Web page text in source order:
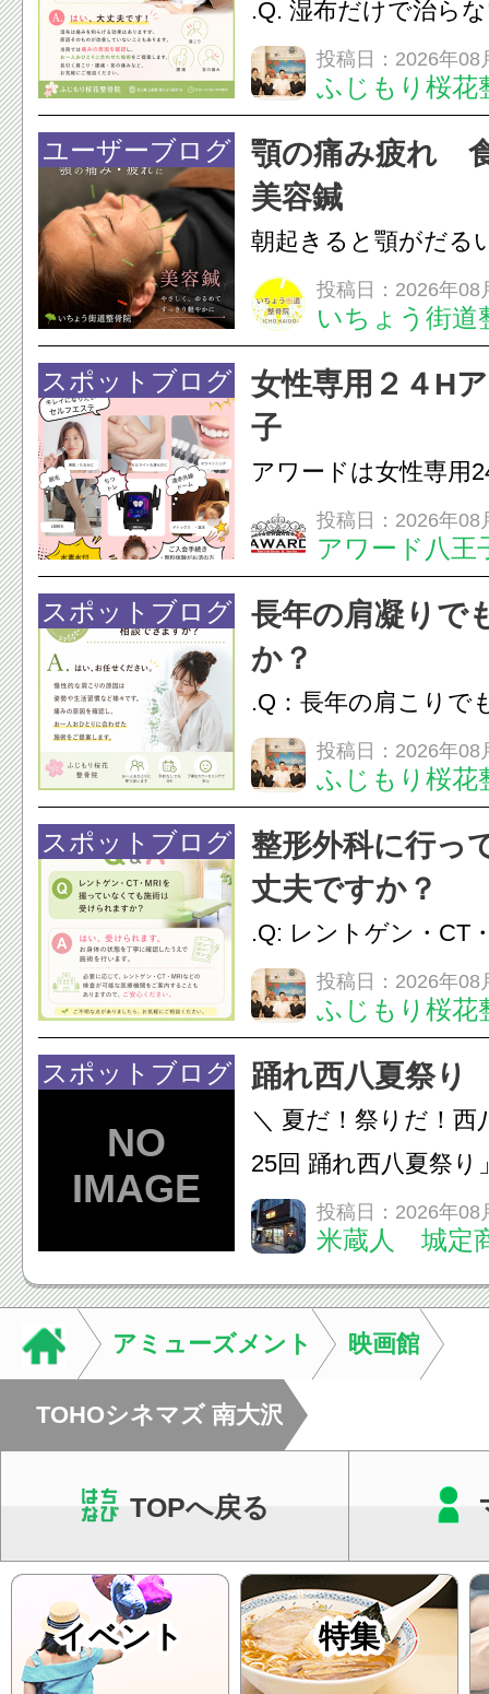
.Q. 湿布だけで治ら
らえますか？A. はい
湿布は痛みを和らげ
すが、原因そのもの
いこともあります。
原因を確認し、お一
投稿日：2026年08
ふじもり桜花
ユーザーブログ
顎の痛み疲れ
美容鍼
朝起きると顎がだる
ありませんか？無意
は、顎の痛みや疲れ
フェイスラインの張
のこわばり・頭痛や
ながることがありま
投稿日：2026年08
いちょう街道
スポットブログ
女性専用２４H
子
アワードは女性専用
フエステを 思いっ
開催中
投稿日：2026年08
アワード八王
24時間ジム&
脱毛
スポットブログ
長年の肩凝りで
か？
.Q：長年の肩こりで
か？A：はい、お任
性的な肩こりの原因
慣など様々です。痛
し、お一人おひとり
をご提案します。.#
投稿日：2026年08
ふじもり桜花
スポットブログ
整形外科に行っ
丈夫ですか？
.Q: レントゲン・CT
いなくても施術は受
A: はい、受けられま
態を丁寧に確認した
います。必要に応じ
ン・CT・MRIなどの
投稿日：2026年08
ふじもり桜花
スポットブログ 踊れ西八夏祭り
＼ 夏だ！祭りだ！西
25回 踊れ西八夏祭
てくる！ 伝統の【阿
情熱の【よさこいソ
結！数多くの団体が
店街を舞台に最高の
投稿日：2026年08
米蔵人 城定
アミューズメント 映画館
TOHOシネマズ 南大沢
TOPへ戻る
イベント 特集